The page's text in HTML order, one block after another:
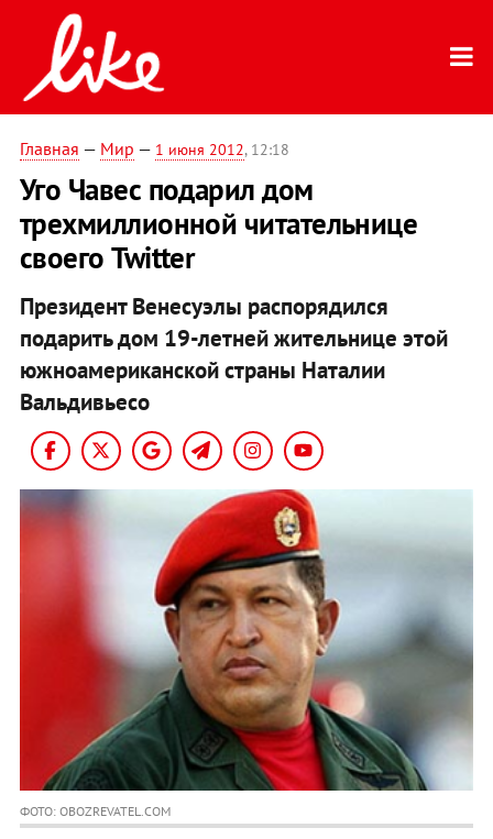
Главная — Мир — 1 июня 2012, 12:18
Уго Чавес подарил дом
трехмиллионной читательнице
своего Twitter
Президент Венесуэлы распорядился
подарить дом 19-летней жительнице этой
южноамериканской страны Наталии
Вальдивьесо
ФОТО: OBOZREVATEL.COM